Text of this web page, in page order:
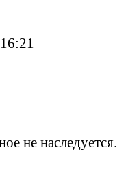
не наследуется.